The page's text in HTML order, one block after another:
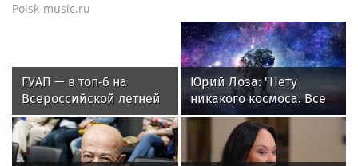
Poisk-music.ru
ГУАП — в топ‑6 на
Всероссийской летней
Универсиаде по
спортивному
ориентированию
Юрий Лоза: "Нету
никакого космоса. Все
снимки из космоса —
это фейки"